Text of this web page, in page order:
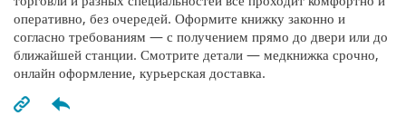
оперативно, без очередей. Оформите книжку законно и
согласно требованиям — с получением прямо до двери или до
ближайшей станции. Смотрите детали — медкнижка срочно,
онлайн оформление, курьерская доставка.